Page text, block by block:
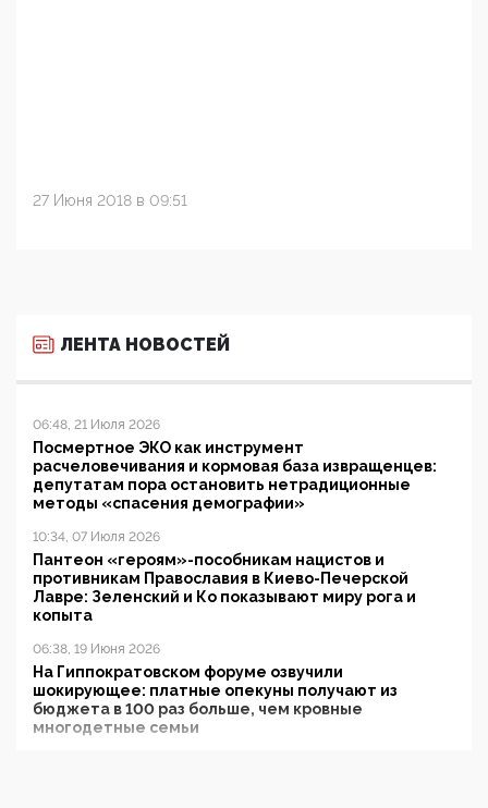
27 Июня 2018 в 09:51
ЛЕНТА НОВОСТЕЙ
06:48, 21 Июля 2026
Посмертное ЭКО как инструмент
расчеловечивания и кормовая база извращенцев:
депутатам пора остановить нетрадиционные
методы «спасения демографии»
10:34, 07 Июля 2026
Пантеон «героям»-пособникам нацистов и
противникам Православия в Киево-Печерской
Лавре: Зеленский и Ко показывают миру рога и
копыта
06:38, 19 Июня 2026
На Гиппократовском форуме озвучили
шокирующее: платные опекуны получают из
бюджета в 100 раз больше, чем кровные
многодетные семьи